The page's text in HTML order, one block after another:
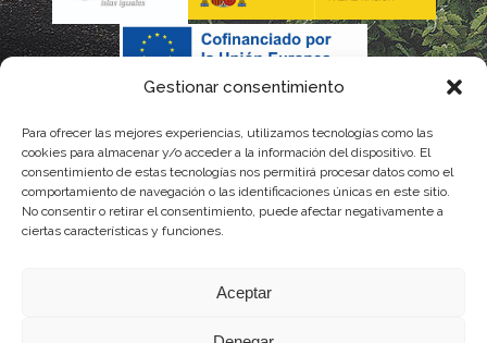
Gestionar consentimiento
Para ofrecer las mejores experiencias, utilizamos tecnologías como las
cookies para almacenar y/o acceder a la información del dispositivo. El
consentimiento de estas tecnologías nos permitirá procesar datos como el
comportamiento de navegación o las identificaciones únicas en este sitio.
No consentir o retirar el consentimiento, puede afectar negativamente a
ciertas características y funciones.
Aceptar
La gestión de la DOP Lanzarote realizada por este Consejo
Regulador es financiada, parcialmente, por el Gobierno de
Canarias
Instituto Canario de Calidad Agroalimentaria